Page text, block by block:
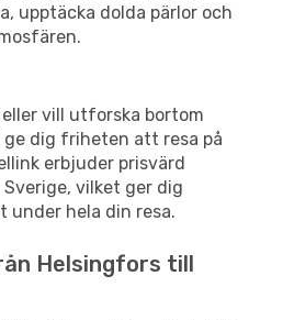
upptäcka dolda pärlor och
vill utforska bortom
ge dig friheten att resa på
erbjuder prisvärd
vilket ger dig
hela din resa.
Helsingfors till